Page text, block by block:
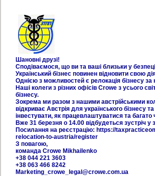
Шановні друзі!
Сподіваємося, що ви та ваші близьки у
Український бізнес повинен відновити свою
Однією з можливостей є релокація бізнесу за
Наші колеги з різних офісів Crowe з усього
бізнесу.
Зокрема ми разом з нашими австрійськими
відкриває Австрія для українського бізнесу
інвестувати, як працевлаштуватися та багато
Вже 31 березня о 14.00 відбудеться зустріч
Посилання на реєстрацію: https://
relocation-to-austria/register
З повагою,
команда Crowe Mikhailenko
+38 044 221 3603
+38 063 466 8242
Marketing_crowe_legal@crowe.com.ua